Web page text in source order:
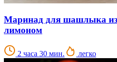
Маринад для шашлыка из
лимоном
2 часа 30 мин. легко